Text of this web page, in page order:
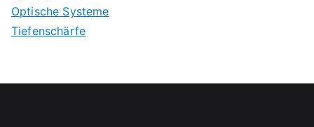
Optische Systeme
Tiefenschärfe